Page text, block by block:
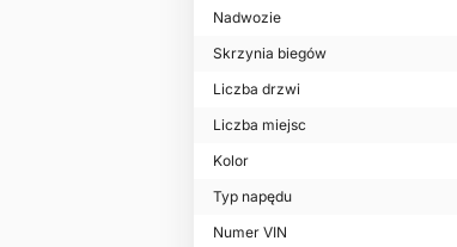
Nadwozie
Skrzynia biegów
Liczba drzwi
Liczba miejsc
Kolor
Typ napędu
Numer VIN